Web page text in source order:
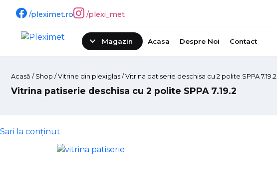
/pleximet.ro /plexi_met
Magazin Acasa Despre Noi Contact
Acasă / Shop / Vitrine din plexiglas / Vitrina patiserie deschisa cu 2 polite SPPA 7.19.2
Vitrina patiserie deschisa cu 2 polite SPPA 7.19.2
Sari la conținut